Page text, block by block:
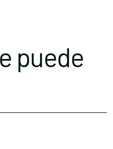
puede